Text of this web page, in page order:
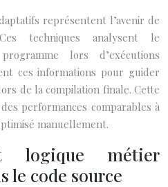
représentent l’avenir de
techniques analysent le
lors d’exécutions
ces informations pour guider
de la compilation finale. Cette
performances comparables à
manuellement.
logique métier
le code source